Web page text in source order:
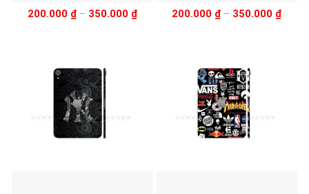
200.000 ₫– 350.000 ₫ 200.000 ₫– 350.000 ₫